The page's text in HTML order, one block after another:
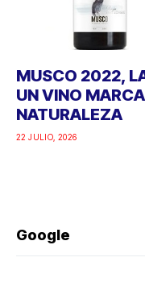
MUSCO 2022,
UN VINO
NATURALEZA
22 JULIO, 2026
Google